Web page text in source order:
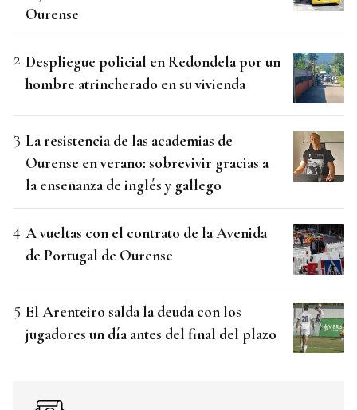
Ourense
Despliegue policial en Redondela por un
hombre atrincherado en su vivienda
La resistencia de las academias de
Ourense en verano: sobrevivir gracias a
la enseñanza de inglés y gallego
A vueltas con el contrato de la Avenida
de Portugal de Ourense
El Arenteiro salda la deuda con los
jugadores un día antes del final del plazo